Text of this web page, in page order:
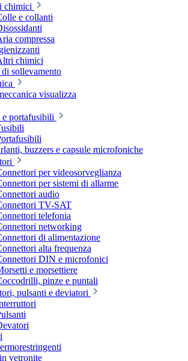
chimici
e collanti
compressa
chimici
di sollevamento
visualizza
portafusibili
buzzers e capsule microfoniche
per videosorveglianza
per sistemi di allarme
audio
TV-SAT
telefonia
networking
di alimentazione
alta frequenza
DIN e microfonici
e morsettiere
pinze e puntali
pulsanti e deviatori
vetronite